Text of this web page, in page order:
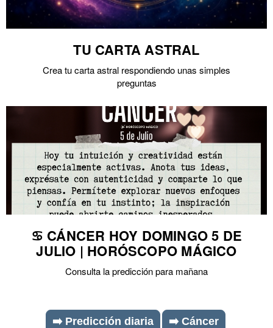
TU CARTA ASTRAL
Crea tu carta astral respondiendo unas simples
preguntas
♋ CÁNCER HOY DOMINGO 5 DE
JULIO | HORÓSCOPO MÁGICO
Consulta la predicción para mañana
➡️ Predicción diaria ➡️ Cáncer